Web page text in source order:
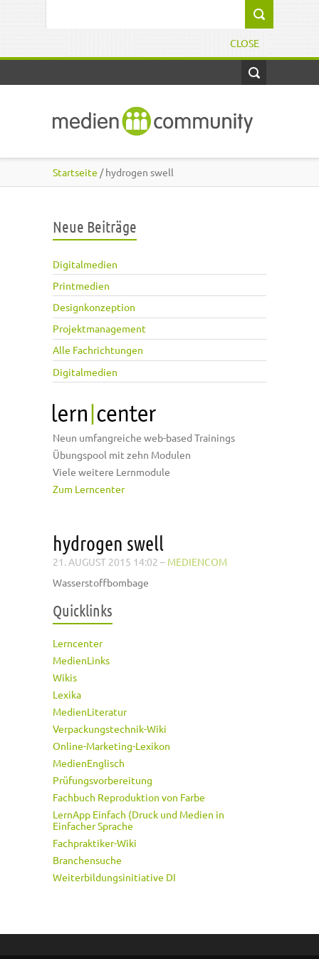
CLOSE
Startseite / hydrogen swell
Neue Beiträge
Digitalmedien
Printmedien
Designkonzeption
Projektmanagement
Alle Fachrichtungen
Digitalmedien
Neun umfangreiche web-based Trainings
Übungspool mit zehn Modulen
Viele weitere Lernmodule
Zum Lerncenter
hydrogen swell
21. AUGUST 2015 14:02 – MEDIENCOM
Wasserstoffbombage
Quicklinks
Lerncenter
MedienLinks
Wikis
Lexika
MedienLiteratur
Verpackungstechnik-Wiki
Online-Marketing-Lexikon
MedienEnglisch
Prüfungsvorbereitung
Fachbuch Reproduktion von Farbe
LernApp Einfach (Druck und Medien in
Einfacher Sprache
Fachpraktiker-Wiki
Branchensuche
Weiterbildungsinitiative DI